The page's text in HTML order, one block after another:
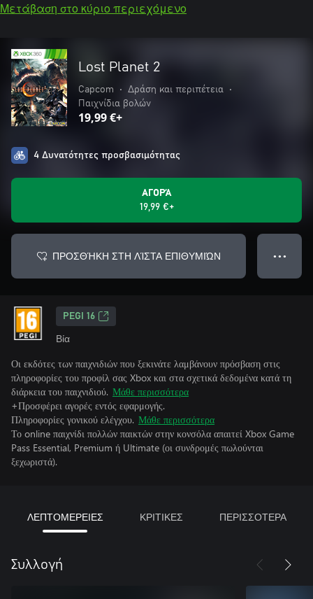
Μετάβαση στο κύριο περιεχόμενο
Lost Planet 2
Capcom • Δράση και περιπέτεια
•
Παιχνίδια βολών
19,99 €+
4 Δυνατότητες προσβασιμότητας
ΑΓΟΡΆ
19,99 €+
ΠΡΟΣΘΉΚΗ ΣΤΗ ΛΊΣΤΑ ΕΠΙΘΥΜΙΏΝ ● ● ●
PEGI 16
Βία
Οι εκδότες των παιχνιδιών που ξεκινάτε λαμβάνουν πρόσβαση στις
πληροφορίες του προφίλ σας Xbox και στα σχετικά δεδομένα κατά τη
διάρκεια του παιχνιδιού. Μάθε περισσότερα
+Προσφέρει αγορές εντός εφαρμογής.
Πληροφορίες γονικού ελέγχου. Μάθε περισσότερα
Το online παιχνίδι πολλών παικτών στην κονσόλα απαιτεί Xbox Game
Pass Essential, Premium ή Ultimate (οι συνδρομές πωλούνται
ξεχωριστά).
ΛΕΠΤΟΜΕΡΕΙΕΣ ΚΡΙΤΙΚΕΣ ΠΕΡΙΣΣΟΤΕΡΑ
Συλλογή